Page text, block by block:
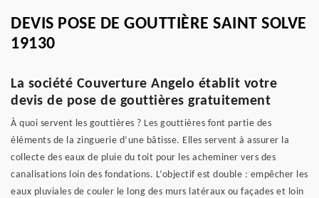
DEVIS POSE DE GOUTTIÈRE SAINT SOLVE
19130
La société Couverture Angelo établit votre
devis de pose de gouttières gratuitement
À quoi servent les gouttières ? Les gouttières font partie des
éléments de la zinguerie d’une bâtisse. Elles servent à assurer la
collecte des eaux de pluie du toit pour les acheminer vers des
canalisations loin des fondations. L’objectif est double : empêcher les
eaux pluviales de couler le long des murs latéraux ou façades et loin